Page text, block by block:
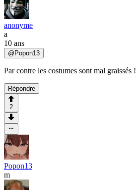
anonyme
a
10 ans
@ Popon13
Par contre les costumes sont mal graissés !
Répondre
2
Popon13
m